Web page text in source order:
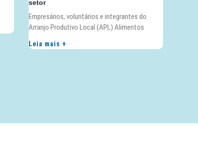
setor
Empresários, voluntários e integrantes do
Arranjo Produtivo Local (APL) Alimentos
Leia mais +